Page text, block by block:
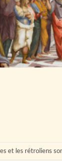
et les rétroliens